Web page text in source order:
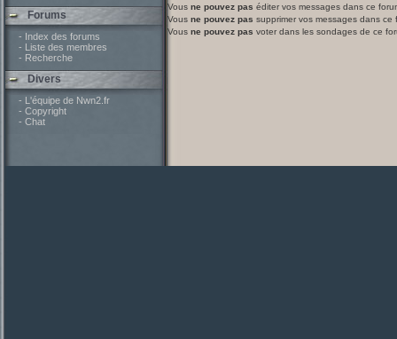
Forums
- Index des forums
- Liste des membres
- Recherche
Divers
- L'équipe de Nwn2.fr
- Copyright
- Chat
Vous ne pouvez pas éditer vos messages dans ce
Vous ne pouvez pas supprimer vos messages dans ce
Vous ne pouvez pas voter dans les sondages de ce